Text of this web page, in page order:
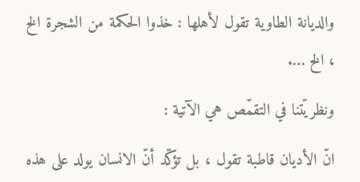
والديانة الطاوية تقول لأهلها : خذوا الحكمة من الشجرة الخ
، الخ ….
ونظريّتنا في التقمّص هي الآتية :
انّ الأديان قاطبة تقول ، بل تؤكّد أنّ الانسان يولد على هذه